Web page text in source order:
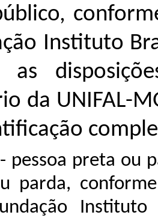
Instituto
da UNIFAL-
pessoa preta ou
parda,